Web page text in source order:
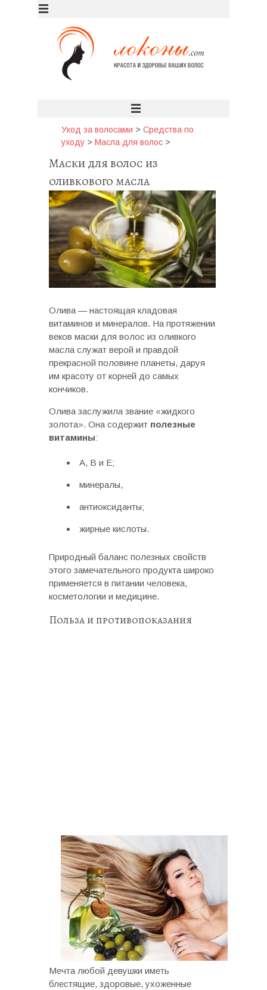
Уход за волосами > Средства по
уходу > Масла для волос >
Маски для волос из
оливкового масла
Олива — настоящая кладовая
витаминов и минералов. На протяжении
веков маски для волос из оливкого
масла служат верой и правдой
прекрасной половине планеты, даруя
им красоту от корней до самых
кончиков.
Олива заслужила звание «жидкого
золота». Она содержит полезные
витамины:
А, В и Е;
минералы,
антиоксиданты;
жирные кислоты.
Природный баланс полезных свойств
этого замечательного продукта широко
применяется в питании человека,
косметологии и медицине.
Польза и противопоказания
Мечта любой девушки иметь
блестящие, здоровые, ухоженные